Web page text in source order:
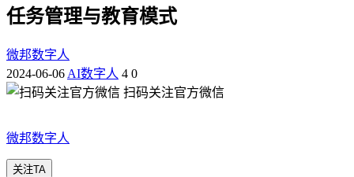
任务管理与教育模式
微邦数字人
2024-06-06 AI数字人 4 0
扫码关注官方微信
微邦数字人
关注TA